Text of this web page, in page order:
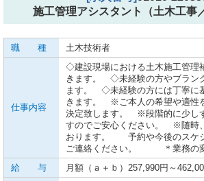
施工管理アシスタント（土木工事
職 種 土木技術者
仕事内容
◇建設現場における土木施工管理
きます。 ◇未経験の方やブラン
ます。 ◇未経験の方には丁寧に
きます。 ※ご本人の希望や適性
決定致します。 ※段階的に少し
すのでご安心ください。 ※随時
おります。 予約や今後のスケ
ご連絡ください。 ＊業務の変
給 与
月額（ａ＋ｂ）257,990円～